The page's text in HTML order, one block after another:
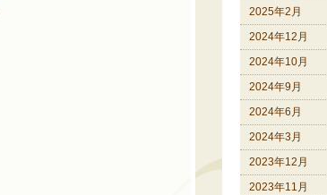
2025年2月
2024年12月
2024年10月
2024年9月
2024年6月
2024年3月
2023年12月
2023年11月